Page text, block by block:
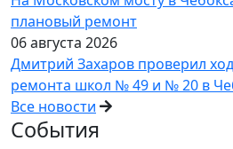
плановый ремонт
06 августа 2026
Дмитрий Захаров проверил
ремонта школ № 49 и № 20 в
Все новости
События